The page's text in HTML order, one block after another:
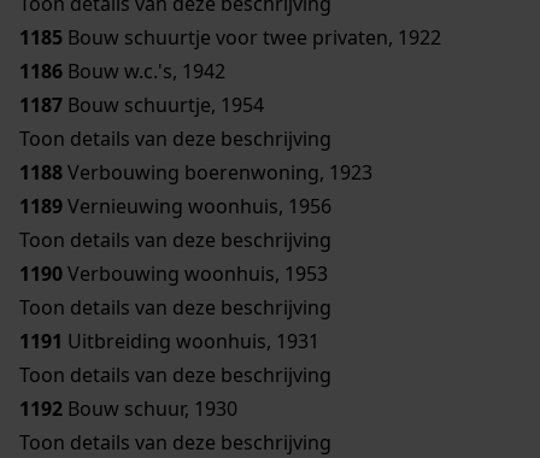
1185 Bouw schuurtje voor twee privaten, 1922
1186 Bouw w.c.'s, 1942
1187 Bouw schuurtje, 1954
Toon details van deze beschrijving
1188Verbouwing boerenwoning, 1923
1189Vernieuwing woonhuis, 1956
Toon details van deze beschrijving
1190Verbouwing woonhuis, 1953
Toon details van deze beschrijving
1191 Uitbreiding woonhuis, 1931
Toon details van deze beschrijving
1192 Bouw schuur, 1930
Toon details van deze beschrijving